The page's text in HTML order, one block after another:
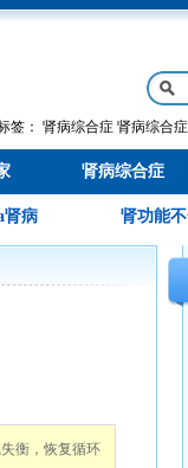
签： 肾病综合症 肾病综合
肾病综合症
肾病 肾功能
衡，恢复循环